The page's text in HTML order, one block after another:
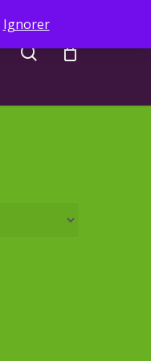
Ignorer
search